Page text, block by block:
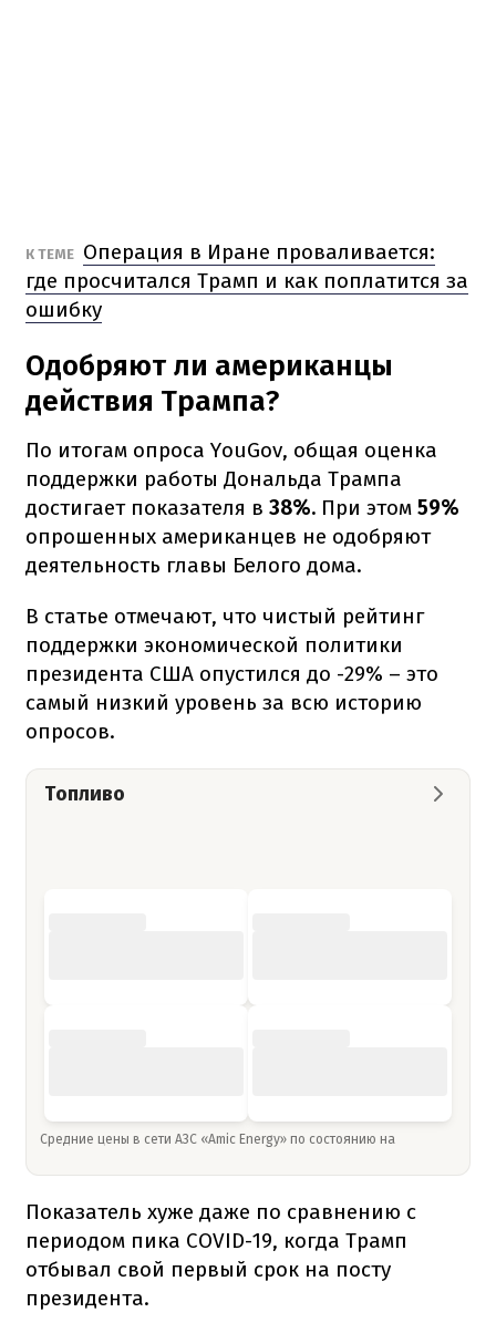
К ТЕМЕ Операция в Иране проваливается:
где просчитался Трамп и как поплатится за
ошибку
Одобряют ли американцы
действия Трампа?
По итогам опроса YouGov, общая оценка
поддержки работы Дональда Трампа
достигает показателя в 38%. При этом 59%
опрошенных американцев не одобряют
деятельность главы Белого дома.
В статье отмечают, что чистый рейтинг
поддержки экономической политики
президента США опустился до -29% – это
самый низкий уровень за всю историю
опросов.
Топливо
Средние цены в сети АЗС «Amic Energy» по состоянию на
Показатель хуже даже по сравнению с
периодом пика COVID-19, когда Трамп
отбывал свой первый срок на посту
президента.